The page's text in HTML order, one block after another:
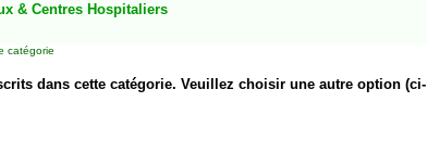
& Centres Hospitaliers
catégorie
dans cette catégorie. Veuillez choisir une autre option (ci-